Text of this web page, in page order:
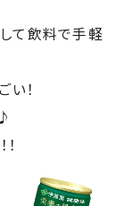
て飲料で手軽
！